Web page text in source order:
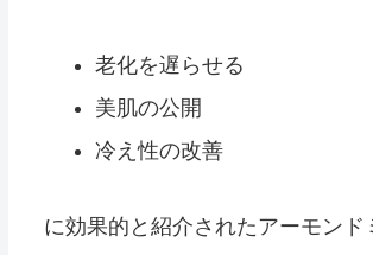
老化を遅らせる
美肌の公開
冷え性の改善
に効果的と紹介されたアーモンド